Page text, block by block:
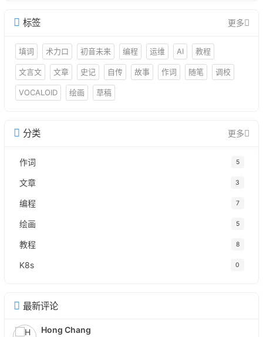
标签 更多
填词 术力口 初音未来 编程 运维 AI 教程
文言文 文章 史记 自传 故事 作词 随笔 调校
VOCALOID 绘画 草稿
分类 更多
作词 5
文章 3
编程 7
绘画 5
教程 8
K8s 0
最新评论
Hong Chang